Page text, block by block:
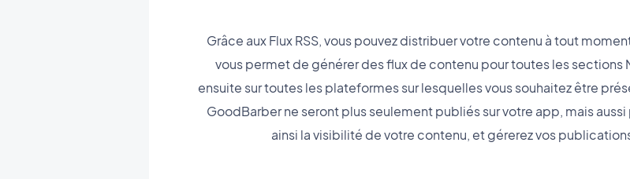
Grâce aux Flux RSS, vous pouvez distribuer votre contenu à tout
vous permet de générer des flux de contenu pour toutes les sections
ensuite sur toutes les plateformes sur lesquelles vous souhaitez être
GoodBarber ne seront plus seulement publiés sur votre app, mais
ainsi la visibilité de votre contenu, et gérerez vos